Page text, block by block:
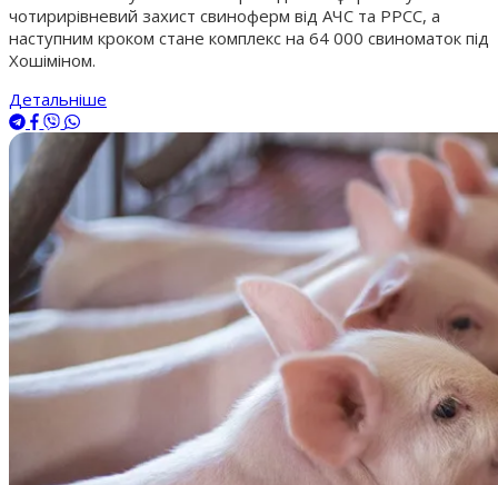
чотирирівневий захист свиноферм від АЧС та РРСС, а
наступним кроком стане комплекс на 64 000 свиноматок під
Хошіміном.
Детальніше